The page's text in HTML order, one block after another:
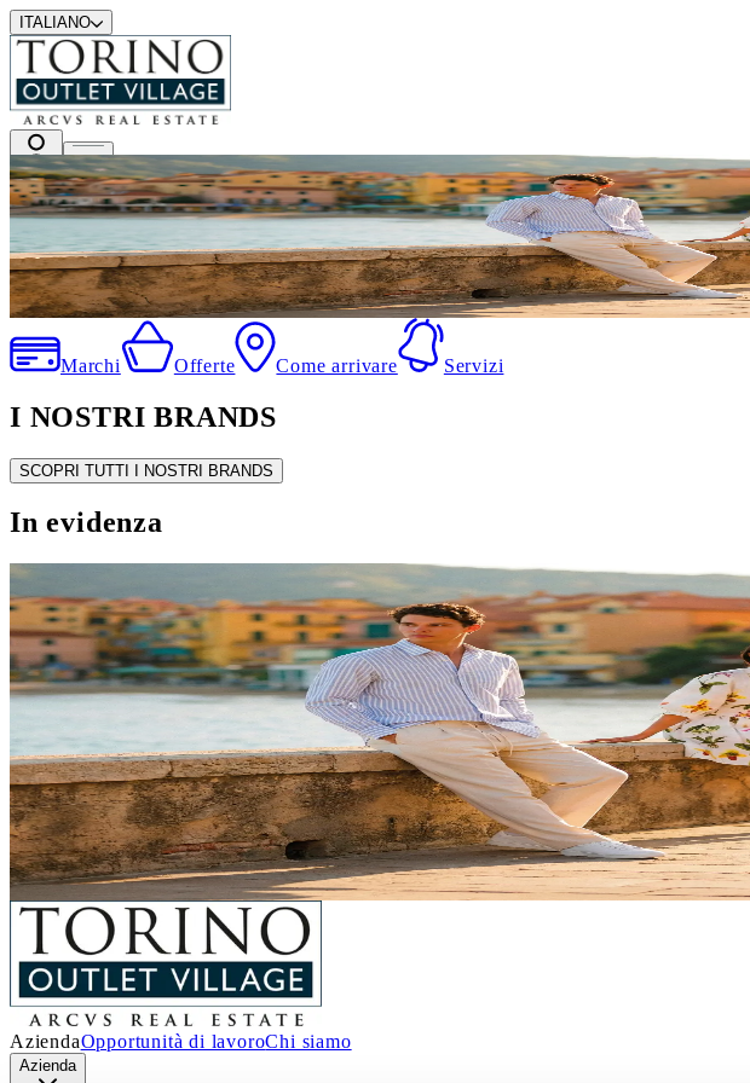
ITALIANO
I migliori marchi a prezzi outlet
.
Marchi Offerte Come arrivare Servizi
I NOSTRI BRANDS
SCOPRI TUTTI I NOSTRI BRANDS
In evidenza
SALDI ESTIVI
Un’estate piena di occasioni!
Dal 4 luglio al 29 agosto, aTorino Outlet Villagearrivano iSaldi
incredibili sconti sui prezzi outlet.
È il momento giusto per concederti qualcosa in più!Approfitta di
stagione.Abbigliamento, accessori, calzature, idee per la casa e
Ti aspettiamo!
Scopri i dettagli
AziendaOpportunità di lavoroChi siamo
Azienda